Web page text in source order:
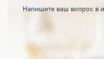
Напишите ваш вопрос в